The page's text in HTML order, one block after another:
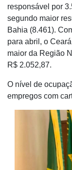
responsável por
segundo maior
Bahia (8.461).
para abril, o
maior da Região
R$ 2.052,87.
O nível de
empregos com